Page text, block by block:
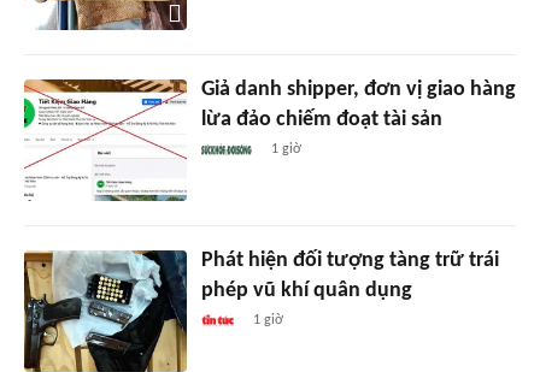
Giả danh shipper, đơn vị giao hàng
lừa đảo chiếm đoạt tài sản
1 giờ
Phát hiện đối tượng tàng trữ trái
phép vũ khí quân dụng
1 giờ